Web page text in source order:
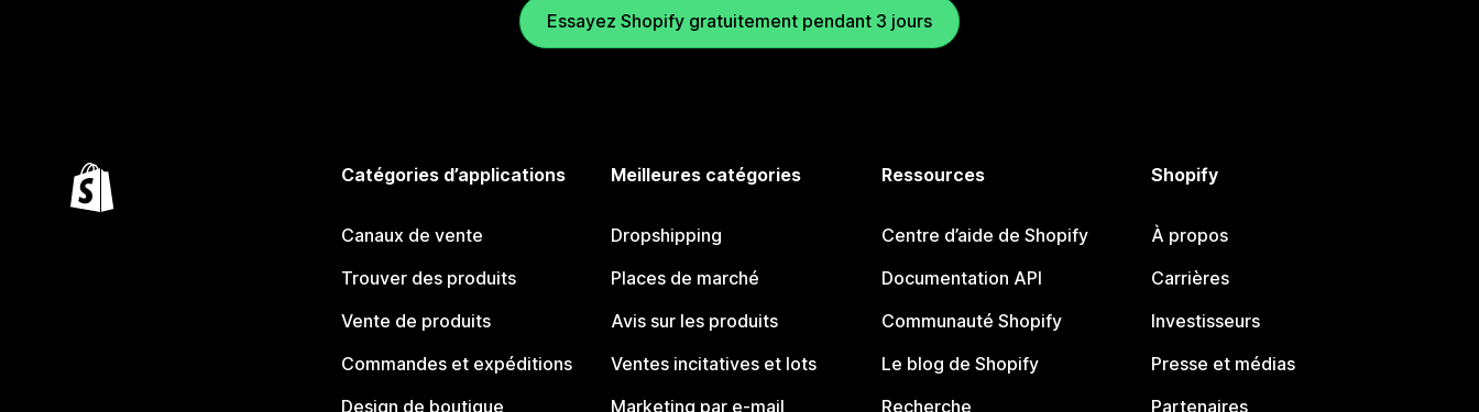
Essayez Shopify gratuitement pendant 3 jours
Catégories d’applications
Canaux de vente
Trouver des produits
Vente de produits
Commandes et expéditions
Design de boutique
Meilleures catégories
Dropshipping
Places de marché
Avis sur les produits
Ventes incitatives et lots
Marketing par e-mail
Ressources
Centre d’aide de Shopify
Documentation API
Communauté Shopify
Le blog de Shopify
Recherche
Shopify
À propos
Carrières
Investisseurs
Presse et médias
Partenaires